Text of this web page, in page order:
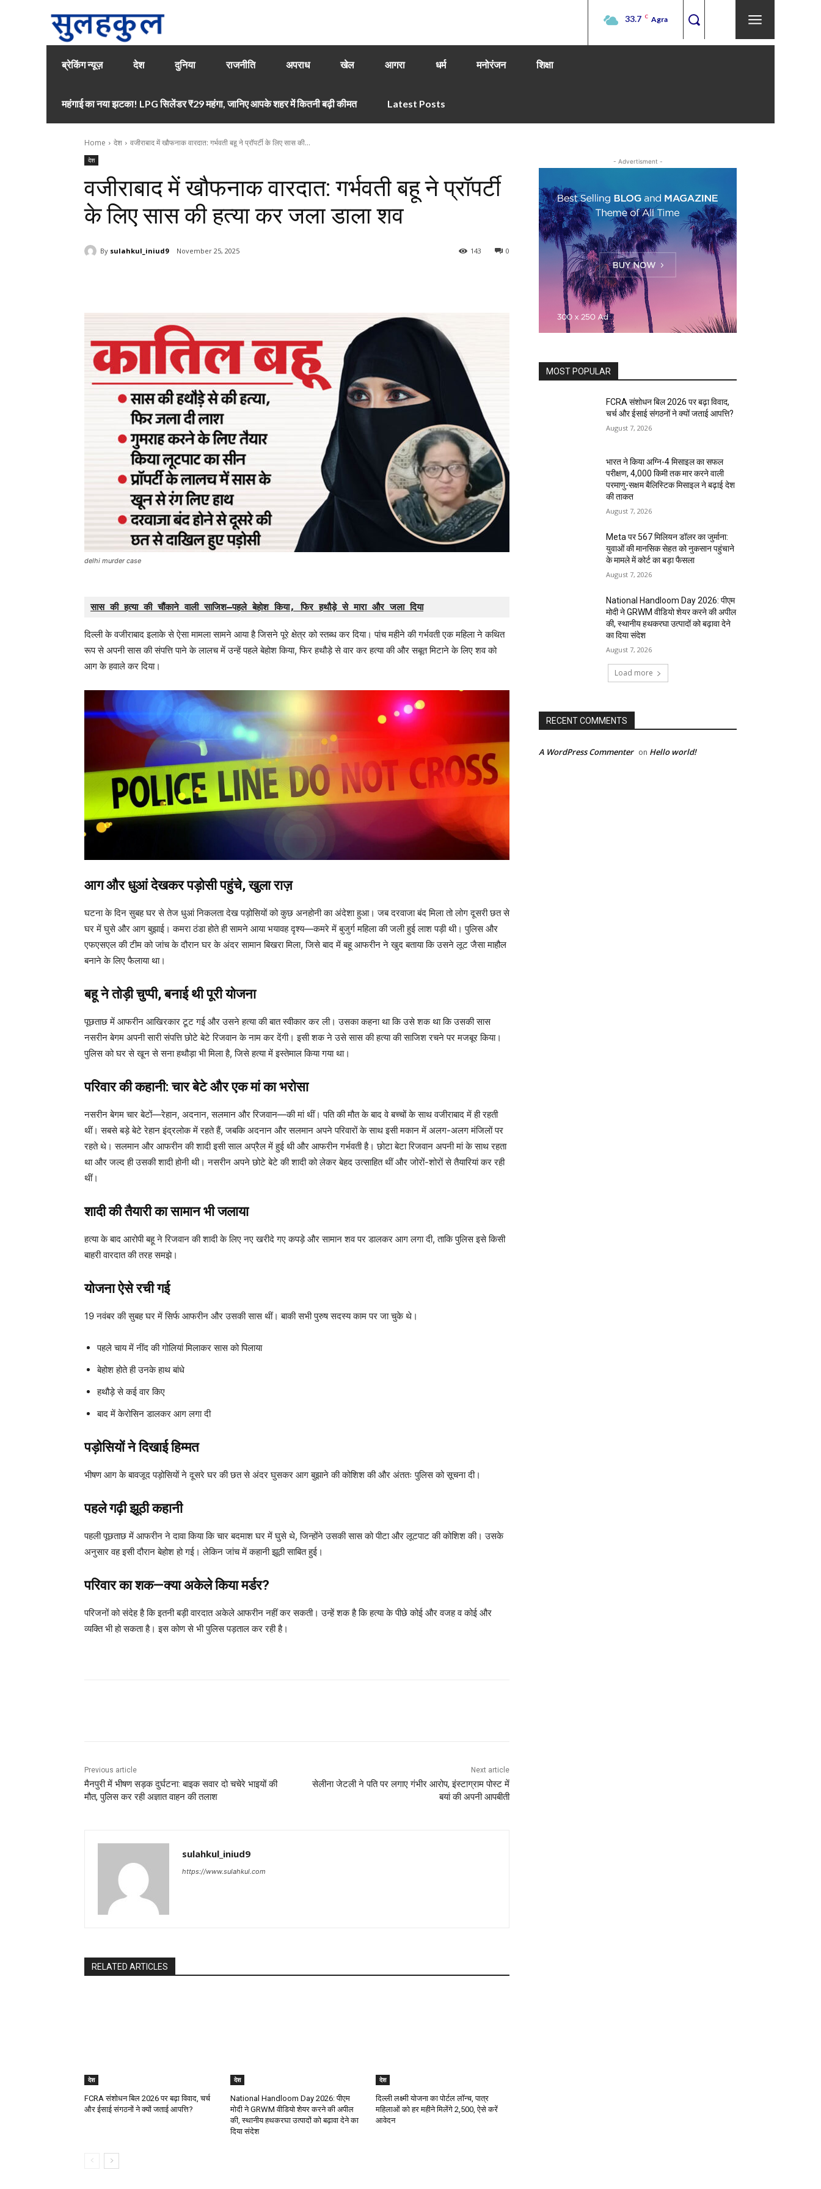
33.7 C Agra
ब्रेकिंग न्यूज़ देश दुनिया राजनीति अपराध खेल आगरा धर्म मनोरंजन शिक्षा
महंगाई का नया झटका! LPG सिलेंडर ₹29 महंगा, जानिए आपके शहर में कितनी बढ़ी कीमत Latest Posts
Home देश वजीराबाद में खौफनाक वारदात: गर्भवती बहू ने प्रॉपर्टी के लिए सास की...
देश
वजीराबाद में खौफनाक वारदात: गर्भवती बहू ने प्रॉपर्टी
के लिए सास की हत्या कर जला डाला शव
By sulahkul_iniud9 November 25, 2025 0
143
delhi murder case
सास की हत्या की चौंकाने वाली साजिश—पहले बेहोश किया, फिर हथौड़े से मारा और जला दिया
दिल्ली के वजीराबाद इलाके से ऐसा मामला सामने आया है जिसने पूरे क्षेत्र को स्तब्ध कर दिया। पांच महीने की गर्भवती एक महिला ने कथित
रूप से अपनी सास की संपत्ति पाने के लालच में उन्हें पहले बेहोश किया, फिर हथौड़े से वार कर हत्या की और सबूत मिटाने के लिए शव को
आग के हवाले कर दिया।
आग और धुआं देखकर पड़ोसी पहुंचे, खुला राज़
घटना के दिन सुबह घर से तेज धुआं निकलता देख पड़ोसियों को कुछ अनहोनी का अंदेशा हुआ। जब दरवाजा बंद मिला तो लोग दूसरी छत से
घर में घुसे और आग बुझाई। कमरा ठंडा होते ही सामने आया भयावह दृश्य—कमरे में बुजुर्ग महिला की जली हुई लाश पड़ी थी। पुलिस और
एफएसएल की टीम को जांच के दौरान घर के अंदर सामान बिखरा मिला, जिसे बाद में बहू आफरीन ने खुद बताया कि उसने लूट जैसा माहौल
बनाने के लिए फैलाया था।
बहू ने तोड़ी चुप्पी, बनाई थी पूरी योजना
पूछताछ में आफरीन आखिरकार टूट गई और उसने हत्या की बात स्वीकार कर ली। उसका कहना था कि उसे शक था कि उसकी सास
नसरीन बेगम अपनी सारी संपत्ति छोटे बेटे रिजवान के नाम कर देंगी। इसी शक ने उसे सास की हत्या की साजिश रचने पर मजबूर किया।
पुलिस को घर से खून से सना हथौड़ा भी मिला है, जिसे हत्या में इस्तेमाल किया गया था।
परिवार की कहानी: चार बेटे और एक मां का भरोसा
नसरीन बेगम चार बेटों—रेहान, अदनान, सलमान और रिजवान—की मां थीं। पति की मौत के बाद वे बच्चों के साथ वजीराबाद में ही रहती
थीं। सबसे बड़े बेटे रेहान इंद्रलोक में रहते हैं, जबकि अदनान और सलमान अपने परिवारों के साथ इसी मकान में अलग-अलग मंजिलों पर
रहते थे। सलमान और आफरीन की शादी इसी साल अप्रैल में हुई थी और आफरीन गर्भवती है। छोटा बेटा रिजवान अपनी मां के साथ रहता
था और जल्द ही उसकी शादी होनी थी। नसरीन अपने छोटे बेटे की शादी को लेकर बेहद उत्साहित थीं और जोरों-शोरों से तैयारियां कर रही
थीं।
शादी की तैयारी का सामान भी जलाया
हत्या के बाद आरोपी बहू ने रिजवान की शादी के लिए नए खरीदे गए कपड़े और सामान शव पर डालकर आग लगा दी, ताकि पुलिस इसे किसी
बाहरी वारदात की तरह समझे।
योजना ऐसे रची गई
19 नवंबर की सुबह घर में सिर्फ आफरीन और उसकी सास थीं। बाकी सभी पुरुष सदस्य काम पर जा चुके थे।
पहले चाय में नींद की गोलियां मिलाकर सास को पिलाया
बेहोश होते ही उनके हाथ बांधे
हथौड़े से कई वार किए
बाद में केरोसिन डालकर आग लगा दी
पड़ोसियों ने दिखाई हिम्मत
भीषण आग के बावजूद पड़ोसियों ने दूसरे घर की छत से अंदर घुसकर आग बुझाने की कोशिश की और अंततः पुलिस को सूचना दी।
पहले गढ़ी झूठी कहानी
पहली पूछताछ में आफरीन ने दावा किया कि चार बदमाश घर में घुसे थे, जिन्होंने उसकी सास को पीटा और लूटपाट की कोशिश की। उसके
अनुसार वह इसी दौरान बेहोश हो गई। लेकिन जांच में कहानी झूठी साबित हुई।
परिवार का शक—क्या अकेले किया मर्डर?
परिजनों को संदेह है कि इतनी बड़ी वारदात अकेले आफरीन नहीं कर सकती। उन्हें शक है कि हत्या के पीछे कोई और वजह व कोई और
व्यक्ति भी हो सकता है। इस कोण से भी पुलिस पड़ताल कर रही है।
Previous article
मैनपुरी में भीषण सड़क दुर्घटना: बाइक सवार दो चचेरे भाइयों की
मौत, पुलिस कर रही अज्ञात वाहन की तलाश
Next article
सेलीना जेटली ने पति पर लगाए गंभीर आरोप, इंस्‍टाग्राम पोस्ट में
बयां की अपनी आपबीती
sulahkul_iniud9
https://www.sulahkul.com
RELATED ARTICLES
देश
FCRA संशोधन बिल 2026 पर बढ़ा विवाद, चर्च
और ईसाई संगठनों ने क्यों जताई आपत्ति?
देश
National Handloom Day 2026: पीएम
मोदी ने GRWM वीडियो शेयर करने की अपील
की, स्थानीय हथकरघा उत्पादों को बढ़ावा देने का
दिया संदेश
देश
दिल्ली लक्ष्मी योजना का पोर्टल लॉन्च, पात्र
महिलाओं को हर महीने मिलेंगे ₹2,500, ऐसे करें
आवेदन
- Advertisment -
MOST POPULAR
FCRA संशोधन बिल 2026 पर बढ़ा विवाद,
चर्च और ईसाई संगठनों ने क्यों जताई आपत्ति?
August 7, 2026
भारत ने किया अग्नि-4 मिसाइल का सफल
परीक्षण, 4,000 किमी तक मार करने वाली
परमाणु-सक्षम बैलिस्टिक मिसाइल ने बढ़ाई देश
की ताकत
August 7, 2026
Meta पर 567 मिलियन डॉलर का जुर्माना:
युवाओं की मानसिक सेहत को नुकसान पहुंचाने
के मामले में कोर्ट का बड़ा फैसला
August 7, 2026
National Handloom Day 2026: पीएम
मोदी ने GRWM वीडियो शेयर करने की अपील
की, स्थानीय हथकरघा उत्पादों को बढ़ावा देने
का दिया संदेश
August 7, 2026
Load more
RECENT COMMENTS
A WordPress Commenter on Hello world!